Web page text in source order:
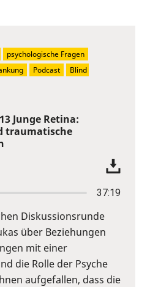
Junge Retina:
traumatische
37:19
Diskussionsrunde
über Beziehungen
mit einer
die Rolle der Psyche
aufgefallen, dass die
psychologische Fragen
Podcast
Blind